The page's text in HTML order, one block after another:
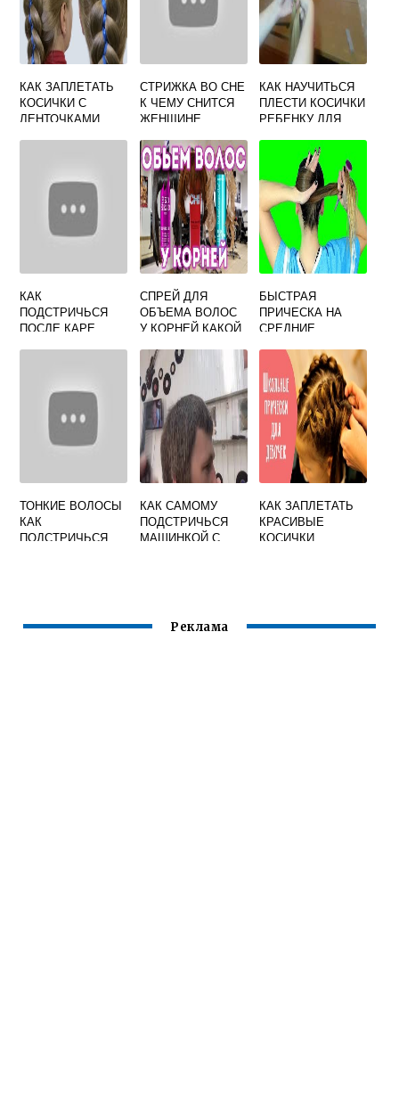
КАК ЗАПЛЕТАТЬ
КОСИЧКИ С
ЛЕНТОЧКАМИ
СТРИЖКА ВО СНЕ
К ЧЕМУ СНИТСЯ
ЖЕНЩИНЕ
КАК НАУЧИТЬСЯ
ПЛЕСТИ КОСИЧКИ
РЕБЕНКУ ДЛЯ
КАК
ПОДСТРИЧЬСЯ
ПОСЛЕ КАРЕ
СПРЕЙ ДЛЯ
ОБЪЕМА ВОЛОС
У КОРНЕЙ КАКОЙ
БЫСТРАЯ
ПРИЧЕСКА НА
СРЕДНИЕ
КАЖДЫЙ ДЕНЬ
СВОИМИ РУКАМИ
ТОНКИЕ ВОЛОСЫ
КАК
ПОДСТРИЧЬСЯ
КАК САМОМУ
ПОДСТРИЧЬСЯ
МАШИНКОЙ С
КАК ЗАПЛЕТАТЬ
КРАСИВЫЕ
КОСИЧКИ
Реклама